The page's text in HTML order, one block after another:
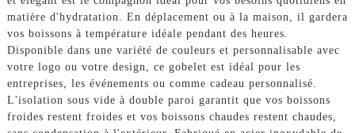
matière d'hydratation. En déplacement ou à la maison, il gardera
vos boissons à température idéale pendant des heures.
Disponible dans une variété de couleurs et personnalisable avec
votre logo ou votre design, ce gobelet est idéal pour les
entreprises, les événements ou comme cadeau personnalisé.
L'isolation sous vide à double paroi garantit que vos boissons
froides restent froides et vos boissons chaudes restent chaudes,